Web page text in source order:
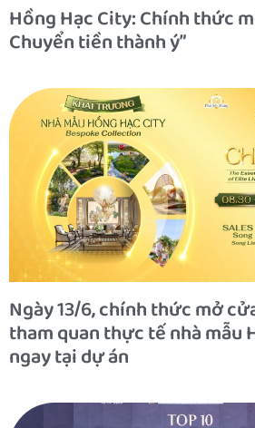
Hồng Hạc City: Chính thức
Chuyển tiền thành ý”
Ngày 13/6, chính thức mở
tham quan thực tế nhà mẫu
ngay tại dự án